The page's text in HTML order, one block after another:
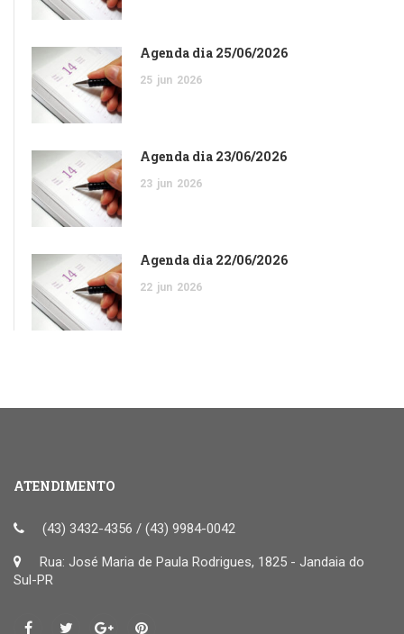
Agenda dia 25/06/2026
25 jun 2026
Agenda dia 23/06/2026
23 jun 2026
Agenda dia 22/06/2026
22 jun 2026
ATENDIMENTO
(43) 3432-4356 / (43) 9984-0042
Rua: José Maria de Paula Rodrigues, 1825 - Jandaia do
Sul-PR